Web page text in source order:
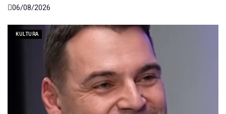
06/08/2026
KULTURA